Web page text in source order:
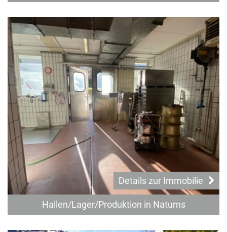
Details zur Immobilie
Hallen/Lager/Produktion in Naturns